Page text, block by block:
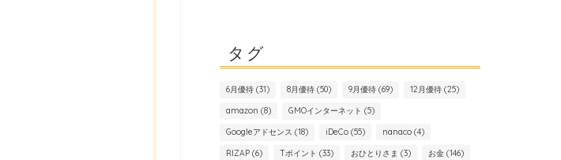
タグ
6月優待(31) 8月優待(50) 9月優待(69) 12月優待(25)
amazon (8) GMOインターネット (5)
Googleアドセンス (18) iDeCo(55) nanaco(4)
RIZAP(6) Tポイント (33) おひとりさま (3) お金(146)